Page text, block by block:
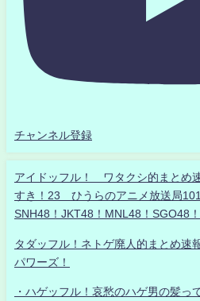
チャンネル登録
アイドッフル！ ワタクシ的まとめ
すき！23 ひうらのアニメ放送局
SNH48！JKT48！MNL48！SGO48
タダッフル！ネトゲ廃人的まとめ速
パワーズ！
・ハゲッフル！哀愁のハゲ男の髪っ